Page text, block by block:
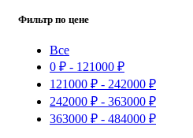
Фильтр по цене
Все
0 ₽ - 121000 ₽
121000 ₽ - 242000 ₽
242000 ₽ - 363000 ₽
363000 ₽ - 484000 ₽